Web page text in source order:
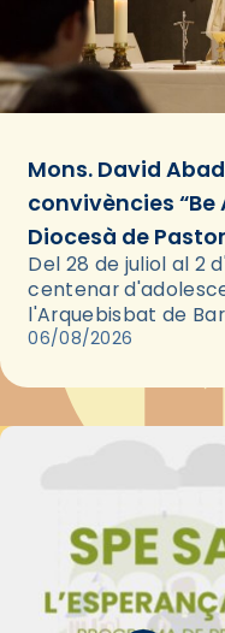
Mons. David
convivències
Diocesà de
Del 28 de juliol al 2
centenar
l'Arquebisbat de
les convivències Be
06/08/2026